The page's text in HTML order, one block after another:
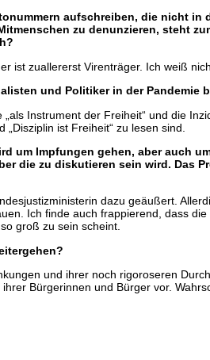
aufschreiben, die nicht
zu denunzieren, steht
ist zuallererst Virenträger. Ich weiß
und Politiker in der Pandemie
Instrument der Freiheit“ und die
„Disziplin ist Freiheit“ zu lesen sind.
um Impfungen gehen, aber auch
die zu diskutieren sein wird. Das
dazu geäußert.
Ich finde auch frappierend, dass
groß zu sein scheint.
und ihrer noch rigoroseren
Bürgerinnen und Bürger vor.